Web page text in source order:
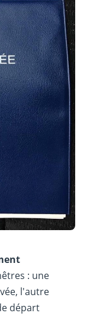
: une
l'autre
départ